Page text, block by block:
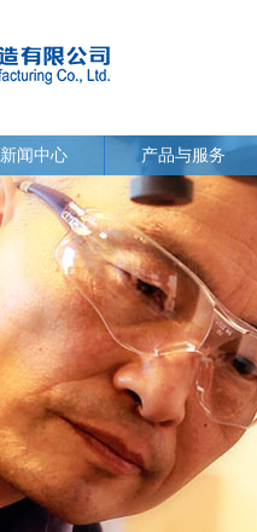
新闻中心 产品与服务